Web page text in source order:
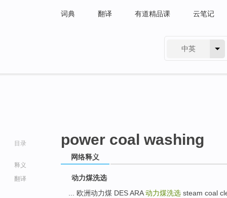
词典 翻译 有道精品课 云笔记
中英
目录
释义
翻译
power coal washing
网络释义
动力煤洗选
... 欧洲动力煤 DES ARA动力煤洗选 steam coal